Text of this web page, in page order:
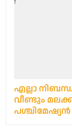
എല്ലാ
വീണ്ടും
പശ്ചിമേഷ്യന്‍